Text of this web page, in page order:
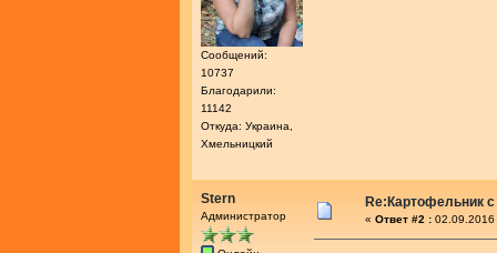
Сообщений:
10737
Благодарили:
11142
Откуда: Украина,
Хмельницкий
Stern
Администратор
Re:Картофельник
« Ответ #2 :